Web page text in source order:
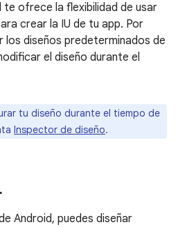
te ofrece la flexibilidad de usar
crear la IU de tu app. Por
los diseños predeterminados de
el diseño durante el
tu diseño durante el tiempo de
Inspector de diseño.
Android, puedes diseñar